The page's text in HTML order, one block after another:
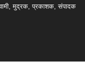
मुद्रक, प्रकाशक, संपादक